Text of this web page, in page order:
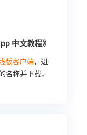
中文教程》
版客户端，进
名称并下载，